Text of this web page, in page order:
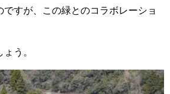
すが、この緑とのコラボレーショ
う。